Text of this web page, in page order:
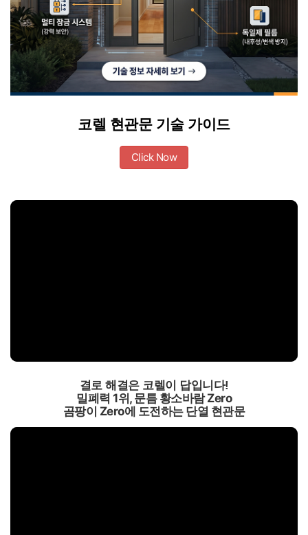
코렐 현관문 기술 가이드
Click Now
결로 해결은 코렐이 답입니다!
밀폐력 1위, 문틈 황소바람 Zero
곰팡이 Zero에 도전하는 단열 현관문